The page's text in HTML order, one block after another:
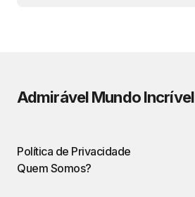
Admirável Mundo Incrível
Política de Privacidade
Quem Somos?